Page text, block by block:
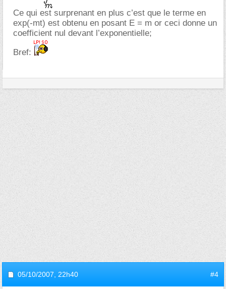
Ce qui est surprenant en plus c’est que le terme en
exp(-mt) est obtenu en posant E = m or ceci donne un
coefficient nul devant l’exponentielle;
Bref:
05/10/2007, 22h40 #4